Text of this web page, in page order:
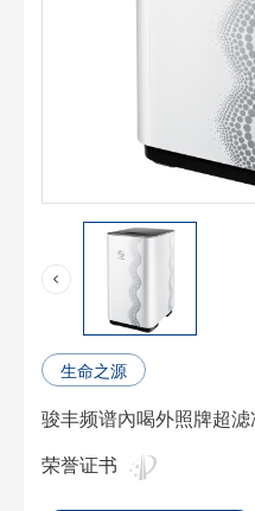
生命之源
骏丰频谱內喝外照牌超
荣誉证书